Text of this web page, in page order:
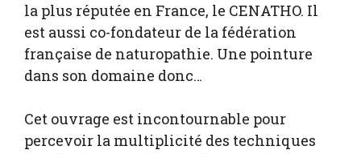
la plus réputée en France, le CENATHO. Il
est aussi co-fondateur de la fédération
française de naturopathie. Une pointure
dans son domaine donc…
Cet ouvrage est incontournable pour
percevoir la multiplicité des techniques